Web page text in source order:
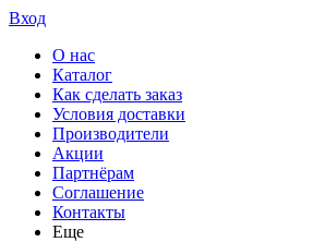
Вход
О нас
Каталог
Как сделать заказ
Условия доставки
Производители
Акции
Партнёрам
Соглашение
Контакты
Еще